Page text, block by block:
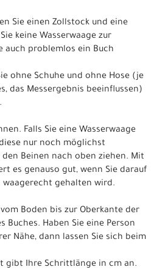
Sie einen Zollstock und eine
keine Wasserwaage zur
auch problemlos ein Buch
ohne Schuhe und ohne Hose (je
das Messergebnis beeinflussen)
Falls Sie eine Wasserwaage
nur noch möglichst
Beinen nach oben ziehen. Mit
es genauso gut, wenn Sie darauf
waagerecht gehalten wird.
Boden bis zur Oberkante der
Buches. Haben Sie eine Person
Nähe, dann lassen Sie sich beim
gibt Ihre Schrittlänge in cm an.